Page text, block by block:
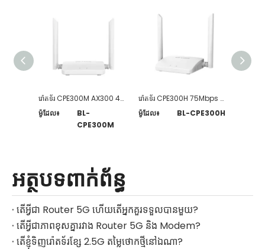
រ៉ោតទ័រ CPE300M AX300 4G LTE
ម៉ូដែល៖
BL-
CPE300M
រ៉ោតទ័រ CPE300H 75Mbps 4G LTE
ម៉ូដែល៖
BL-CPE300H
អត្ថបទពាក់ព័ន្ធ
តើអ្វីជា Router 5G ហើយតើអ្នកគួរទទួលបានមួយ?
តើអ្វីជាភាពខុសគ្នារវាង Router 5G និង Modem?
តើខ្ញុំទិញរ៉ោតទ័រខ្សែ 2.5G តម្លៃថោកថ្មីនៅឯណា?